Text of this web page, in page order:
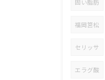
固い脂肪
福岡筥松
セリッサ
エラグ酸